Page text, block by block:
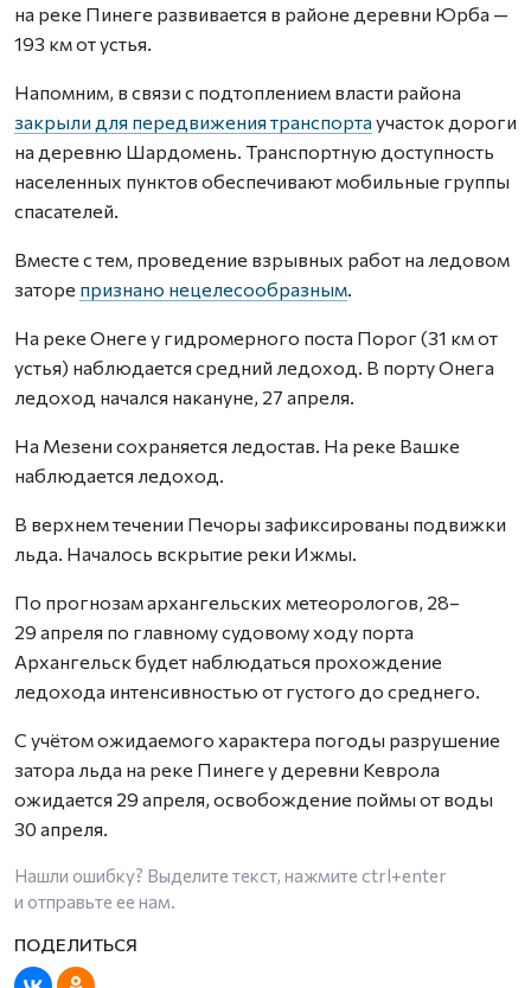
на реке Пинеге развивается в районе деревни Юрба —
193 км от устья.
Напомним, в связи с подтоплением власти района
закрыли для передвижения транспорта участок дороги
на деревню Шардомень. Транспортную доступность
населенных пунктов обеспечивают мобильные группы
спасателей.
Вместе с тем, проведение взрывных работ на ледовом
заторе признано нецелесообразным.
На реке Онеге у гидромерного поста Порог (31 км от
устья) наблюдается средний ледоход. В порту Онега
ледоход начался накануне, 27 апреля.
На Мезени сохраняется ледостав. На реке Вашке
наблюдается ледоход.
В верхнем течении Печоры зафиксированы подвижки
льда. Началось вскрытие реки Ижмы.
По прогнозам архангельских метеорологов, 28–
29 апреля по главному судовому ходу порта
Архангельск будет наблюдаться прохождение
ледохода интенсивностью от густого до среднего.
С учётом ожидаемого характера погоды разрушение
затора льда на реке Пинеге у деревни Кеврола
ожидается 29 апреля, освобождение поймы от воды
30 апреля.
Нашли ошибку? Выделите текст, нажмите ctrl+enter
и отправьте ее нам.